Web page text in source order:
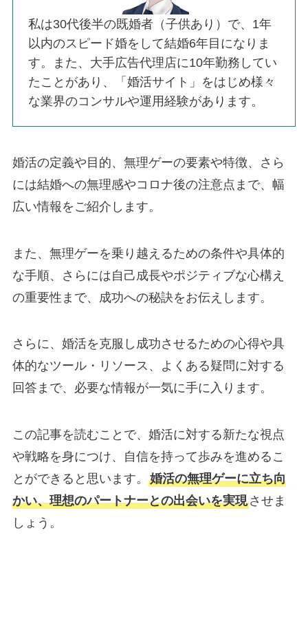
私は30代後半の既婚者（子供あり）で、1年
以内のスピード婚をして結婚6年目になりま
す。また、大手広告代理店に10年勤務してい
たことがあり、「婚活サイト」をはじめ様々
な業界のコンサルや運用経験があります。
婚活の定義や目的、無理ゲーの要素や特徴、さら
には結婚への無理感やコロナ後の注意点まで、幅
広い情報をご紹介します。
また、無理ゲーを乗り越えるための条件や具体的
な手順、さらには自己成長やポジティブな心構え
の重要性まで、成功への秘訣をお伝えします。
さらに、婚活を克服し成功させるための心得や具
体的なツール・リソース、よくある疑問に対する
回答まで、必要な情報が一気に手に入ります。
この記事を読むことで、婚活に対する新たな視点
や戦略を身につけ、自信を持って歩みを進めるこ
とができると思います。 婚活の無理ゲーに立ち向
かい、理想のパートナーとの出会いを実現させま
しょう。